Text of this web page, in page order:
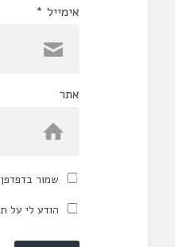
אימייל *
אתר
שמור
הודע לי על